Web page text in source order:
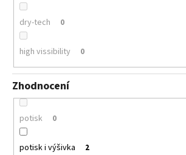
dry-tech 0
high vissibility 0
Zhodnocení
potisk 0
potisk i výšivka 2